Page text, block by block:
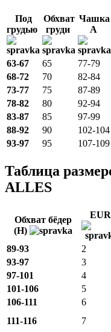
Под
грудью
Обхват
груди
Чашка
A
63-67 65 77-79
68-72
70 82-84
73-77
75 87-89
78-82
80 92-94
83-87
85 97-99
88-92
90 102-104
93-97
95 107-109
Таблица
ALLES
Обхват бёдер
(H)
EUR
89-93 2
93-97
3
97-101
4
101-106
5
106-111
6
111-116
7